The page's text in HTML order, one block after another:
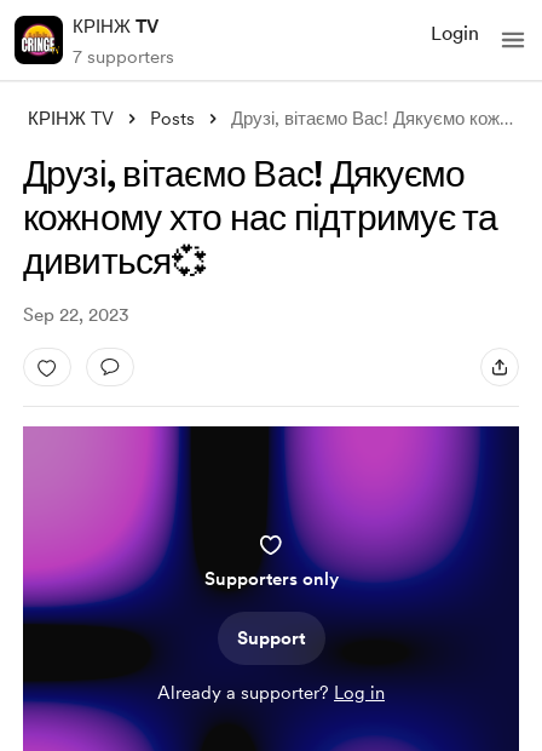
КРІНЖ TV
7 supporters
Login
КРІНЖ TV Posts Друзі, вітаємо Вас! Дякуємо кожному хто
Друзі, вітаємо Вас! Дякуємо
кожному хто нас підтримує та
дивиться💞
Sep 22, 2023
Supporters only
Support
Already a supporter? Log in